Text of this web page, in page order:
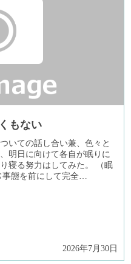
もない
いての話し合い兼、色々と
明日に向けて各自が眠りに
寝る努力はしてみた。 （眠
態を前にして完全…
2026年7月30日